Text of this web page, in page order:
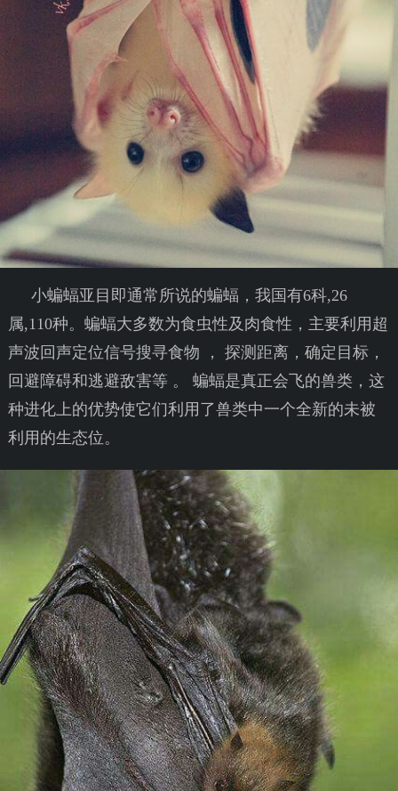
小蝙蝠亚目即通常所说的蝙蝠，我国有6科,26
属,110种。蝙蝠大多数为食虫性及肉食性，主要利用超
声波回声定位信号搜寻食物 ， 探测距离，确定目标，
回避障碍和逃避敌害等 。 蝙蝠是真正会飞的兽类，这
种进化上的优势使它们利用了兽类中一个全新的未被
利用的生态位。